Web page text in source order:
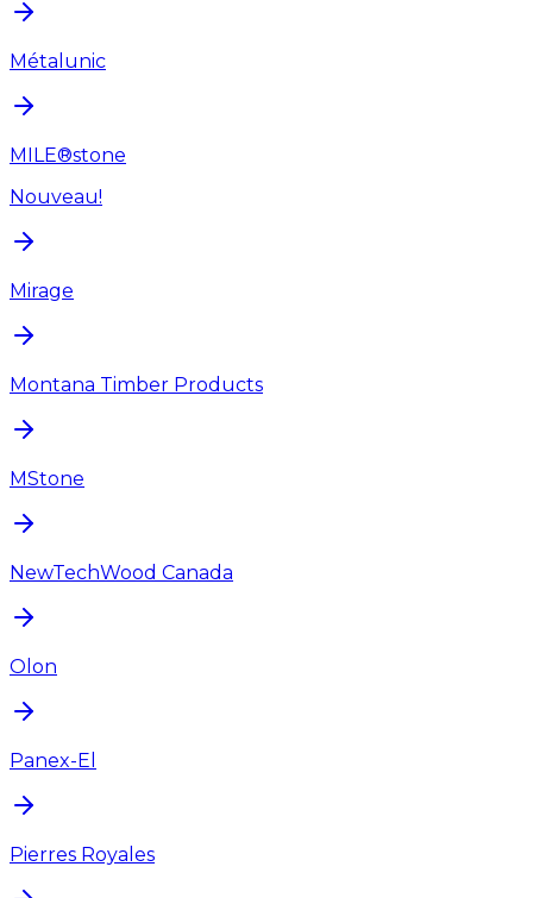
Métalunic
MILE®stone
Nouveau!
Mirage
Montana Timber Products
MStone
NewTechWood Canada
Olon
Panex-El
Pierres Royales